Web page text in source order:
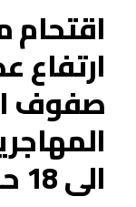
اقتحام
ارتفاع
صفوف
الى 18 حالة